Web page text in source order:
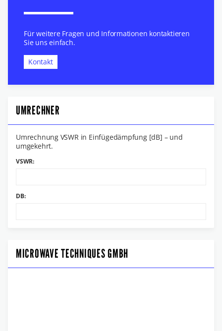
Für weitere Fragen und Informationen kontaktieren
Sie uns einfach.
Kontakt
UMRECHNER
Umrechnung VSWR in Einfügedämpfung [dB] – und
umgekehrt.
VSWR:
DB:
MICROWAVE TECHNIQUES GMBH